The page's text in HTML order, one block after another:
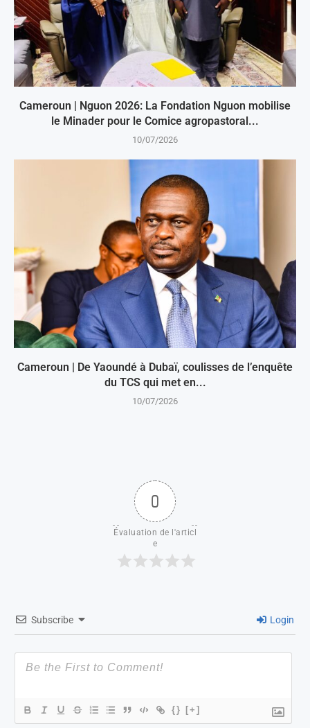
Cameroun | Nguon 2026: La Fondation Nguon mobilise
le Minader pour le Comice agropastoral...
10/07/2026
Cameroun | De Yaoundé à Dubaï, coulisses de l’enquête
du TCS qui met en...
10/07/2026
0
Évaluation de l'articl
e
Subscribe Login
{} [+]